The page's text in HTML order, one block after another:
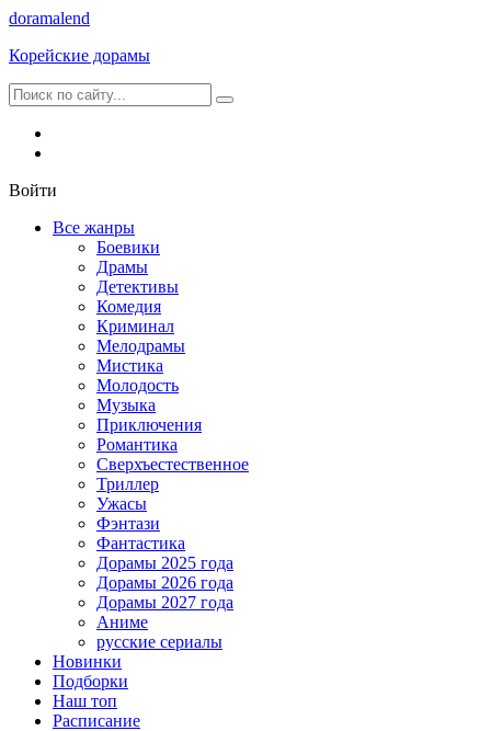
doramalend
Корейские дорамы
Войти
Все жанры
Боевики
Драмы
Детективы
Комедия
Криминал
Мелодрамы
Мистика
Молодость
Музыка
Приключения
Романтика
Сверхъестественное
Триллер
Ужасы
Фэнтази
Фантастика
Дорамы 2025 года
Дорамы 2026 года
Дорамы 2027 года
Аниме
русские сериалы
Новинки
Подборки
Наш топ
Расписание